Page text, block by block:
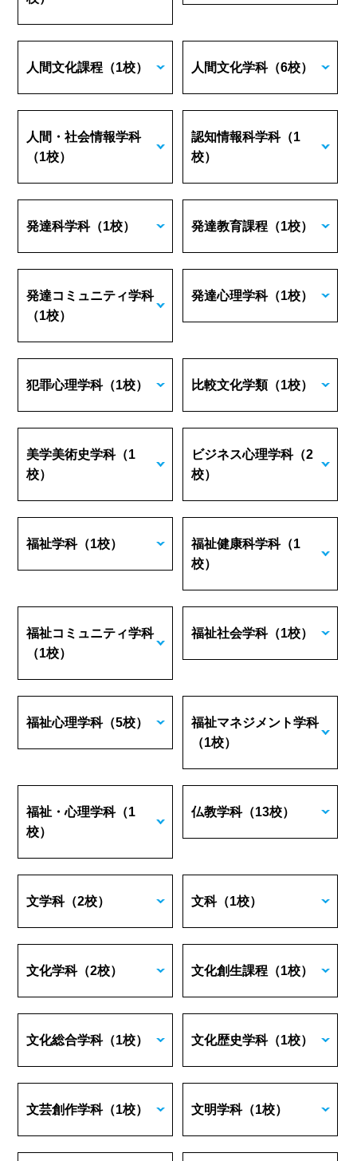
人間文化課程 （1校） 人間文化学科（6校）
人間・社会情報学科
（1校）
認知情報科学科（1
校）
発達科学科（1校） 発達教育課程 （1校）
発達コミュニティ学科
（1校）
発達心理学科（1校）
犯罪心理学科（1校） 比較文化学類（1校）
美学美術史学科（1
校）
ビジネス心理学科（2
校）
福祉学科（1校） 福祉健康科学科（1
校）
福祉コミュニティ学科
（1校）
福祉社会学科（1校）
福祉心理学科（5校）
福祉マネジメント学科
（1校）
福祉・心理学科（1
校）
仏教学科（13校）
文学科（2校） 文科（1校）
文化学科（2校） 文化創生課程 （1校）
文化総合学科（1校） 文化歴史学科（1校）
文芸創作学科（1校） 文明学科（1校）